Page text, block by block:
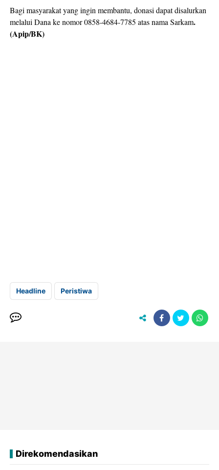
Bagi masyarakat yang ingin membantu, donasi dapat disalurkan
melalui Dana ke nomor 0858-4684-7785 atas nama Sarkam.
(Apip/BK)
Headline Peristiwa
Direkomendasikan